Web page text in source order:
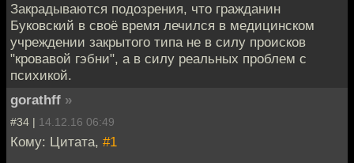
Закрадываются подозрения, что гражданин
Буковский в своё время лечился в медицинском
учреждении закрытого типа не в силу происков
"кровавой гэбни", а в силу реальных проблем с
психикой.
gorathff »
#34 | 14.12.16 06:49
Кому: Цитата, #1